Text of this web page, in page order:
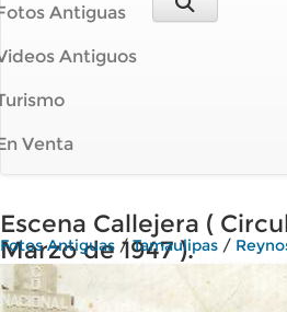
Antiguas
Antiguos
Venta
Escena Callejera (
Marzo de 1947 ).
Fotos Antiguas /Tamaulipas /